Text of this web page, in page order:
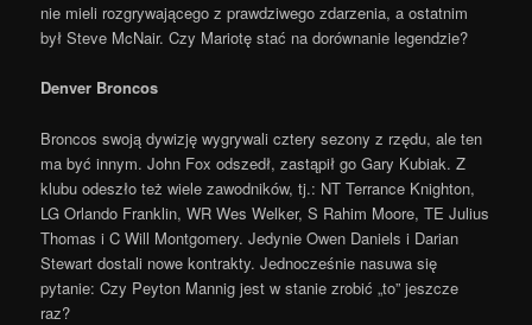
nie mieli rozgrywającego z prawdziwego zdarzenia, a ostatnim
był Steve McNair. Czy Mariotę stać na dorównanie legendzie?
Denver Broncos
Broncos swoją dywizję wygrywali cztery sezony z rzędu, ale ten
ma być innym. John Fox odszedł, zastąpił go Gary Kubiak. Z
klubu odeszło też wiele zawodników, tj.: NT Terrance Knighton,
LG Orlando Franklin, WR Wes Welker, S Rahim Moore, TE Julius
Thomas i C Will Montgomery. Jedynie Owen Daniels i Darian
Stewart dostali nowe kontrakty. Jednocześnie nasuwa się
pytanie: Czy Peyton Mannig jest w stanie zrobić „to” jeszcze
raz?